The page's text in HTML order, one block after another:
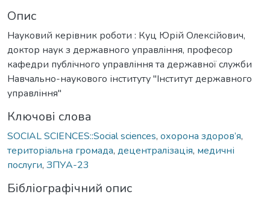
Опис
Науковий керівник роботи : Куц Юрій Олексійович,
доктор наук з державного управління, професор
кафедри публічного управління та державної служби
Навчально-наукового інституту "Інститут державного
управління"
Ключові слова
SOCIAL SCIENCES::Social sciences, охорона здоров’я,
територіальна громада, децентралізація, медичні
послуги, ЗПУА-23
Бібліографічний опис